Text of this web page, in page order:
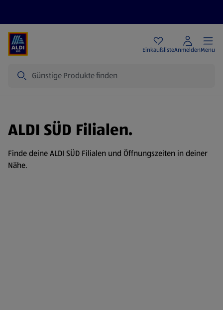
EinkaufslisteAnmeldenMenu
ALDI SÜD Filialen.
Finde deine ALDI SÜD Filialen und Öffnungszeiten in deiner
Nähe.